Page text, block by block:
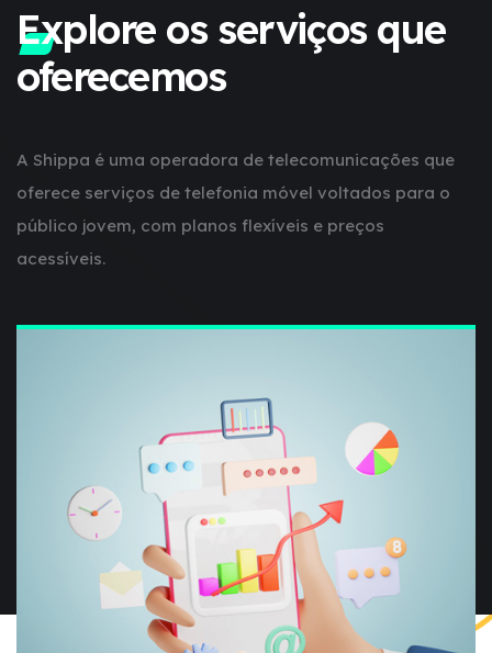
Explore os serviçosque
oferecemos
A Shippa é uma operadora de telecomunicações que
oferece serviços de telefonia móvel voltados para o
público jovem, com planos flexíveis e preços
acessíveis.